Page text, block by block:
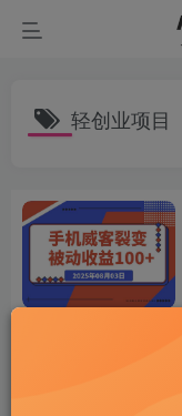
轻创业项目